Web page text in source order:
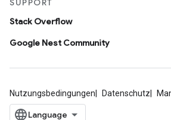
SUPPORT
Stack Overflow
Google Nest Community
Nutzungsbedingungen Datenschutz